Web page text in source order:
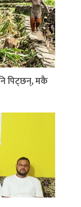
पिट्छन्, मकै